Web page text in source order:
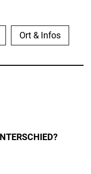
Ort & Infos